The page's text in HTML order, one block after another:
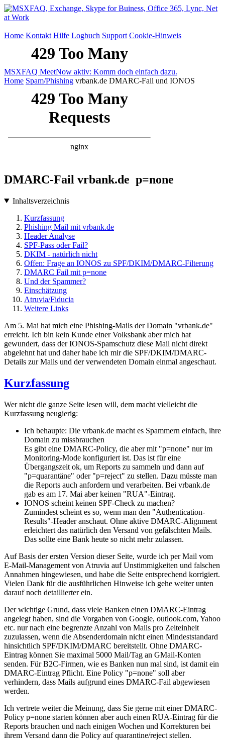
Home Kontakt Hilfe Logbuch Support Cookie-Hinweis
MSXFAQ MeetNow aktiv: Komm doch einfach dazu.
Home Spam/Phishing vrbank.de DMARC-Fail und IONOS
DMARC-Fail vrbank.de p=none
Inhaltsverzeichnis
Kurzfassung
Phishing Mail mit vrbank.de
Header Analyse
SPF-Pass oder Fail?
DKIM - natürlich nicht
Offen: Frage an IONOS zu SPF/DKIM/DMARC-Filterung
DMARC Fail mit p=none
Und der Spammer?
Einschätzung
Atruvia/Fiducia
Weitere Links
Am 5. Mai hat mich eine Phishing-Mails der Domain "vrbank.de"
erreicht. Ich bin kein Kunde einer Volksbank aber mich hat
gewundert, dass der IONOS-Spamschutz diese Mail nicht direkt
abgelehnt hat und daher habe ich mir die SPF/DKIM/DMARC-
Details zur Mails und der verwendeten Domain einmal angeschaut.
Kurzfassung
Wer nicht die ganze Seite lesen will, dem macht vielleicht die
Kurzfassung neugierig:
Ich behaupte: Die vrbank.de macht es Spammern einfach, ihre
Domain zu missbrauchen
Es gibt eine DMARC-Policy, die aber mit "p=none" nur im
Monitoring-Mode konfiguriert ist. Das ist für eine
Übergangszeit ok, um Reports zu sammeln und dann auf
"p=quarantäne" oder "p=reject" zu stellen. Dazu müsste man
die Reports auch anfordern und verarbeiten. Bei vrbank.de
gab es am 17. Mai aber keinen "RUA"-Eintrag.
IONOS scheint keinen SPF-Check zu machen?
Zumindest scheint es so, wenn man den "Authentication-
Results"-Header anschaut. Ohne aktive DMARC-Alignment
erleichtert das natürlich den Versand von gefälschten Mails.
Das sollte eine Bank heute so nicht mehr zulassen.
Auf Basis der ersten Version dieser Seite, wurde ich per Mail vom
E-Mail-Management von Atruvia auf Unstimmigkeiten und falschen
Annahmen hingewiesen, und habe die Seite entsprechend korrigiert.
Vielen Dank für die ausführlichen Hinweise ich gehe weiter unten
darauf noch detaillierter ein.
Der wichtige Grund, dass viele Banken einen DMARC-Eintrag
angelegt haben, sind die Vorgaben von Google, outlook.com, Yahoo
etc. nur nach eine begrenzte Anzahl von Mails pro Zeiteinheit
zuzulassen, wenn die Absenderdomain nicht einen Mindeststandard
hinsichtlich SPF/DKIM/DMARC bereitstellt. Ohne DMARC-
Eintrag können Sie maximal 5000 Mail/Tag an GMail-Konten
senden. Für B2C-Firmen, wie es Banken nun mal sind, ist damit ein
DMARC-Eintrag Pflicht. Eine Policy "p=none" soll aber
verhindern, dass Mails aufgrund eines DMARC-Fail abgewiesen
werden.
Ich vertrete weiter die Meinung, dass Sie gerne mit einer DMARC-
Policy p=none starten können aber auch einen RUA-Eintrag für die
Reports brauchen und nach einigen Wochen und Korrekturen bei
ihrem Versand dann die Policy auf quarantine/reject stellen.